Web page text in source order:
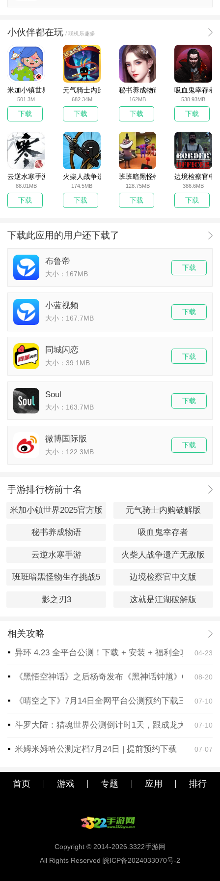
小伙伴都在玩 / 联机乐趣多
米加小镇世界2025官方版
501.3M
下载
元气骑士内购破解版
682.34M
下载
秘书养成物语
162MB
下载
吸血鬼幸存者
538.93MB
下载
云逆水寒手游
88.01MB
下载
火柴人战争遗产无敌版
174.5MB
下载
班班暗黑怪物生存挑战5
128.75MB
下载
边境检察官中
386.6MB
下载
下载此应用的用户还下载了
布鲁帝
大小：167MB
下载
小蓝视频
大小：167.7MB
下载
同城闪恋
大小：39.1MB
下载
Soul
大小：163.7MB
下载
微博国际版
大小：122.3MB
下载
手游排行榜前十名
米加小镇世界2025官方版 元气骑士内购破解版
秘书养成物语 吸血鬼幸存者
云逆水寒手游 火柴人战争遗产无敌版
班班暗黑怪物生存挑战5 边境检察官中文版
影之刃3 这就是江湖破解版
相关攻略
异环 4.23 全平台公测！下载 + 安装 + 福利全攻略，一
04-23
《黑悟空神话》之后杨奇发布《黑神话钟馗》CG！预
08-20
《晴空之下》7月14日全网平台公测预约下载三端同步
07-10
斗罗大陆：猎魂世界公测倒计时1天，跟成龙大哥一起
07-10
米姆米姆哈公测定档7月24日 | 提前预约下载 07-07
首页 游戏 专题 应用 排行
Copyright © 2014-2026.3322手游网
All Rights Reserved 皖ICP备2024033070号-2